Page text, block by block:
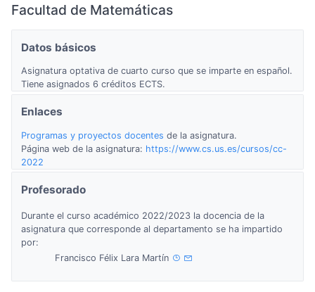
Facultad de Matemáticas
Datos básicos
Asignatura optativa de cuarto curso que se imparte en español.
Tiene asignados 6 créditos ECTS.
Enlaces
Programas y proyectos docentes de la asignatura.
Página web de la asignatura: https://www.cs.us.es/cursos/cc-
2022
Profesorado
Durante el curso académico 2022/2023 la docencia de la
asignatura que corresponde al departamento se ha impartido
por:
Francisco Félix Lara Martín